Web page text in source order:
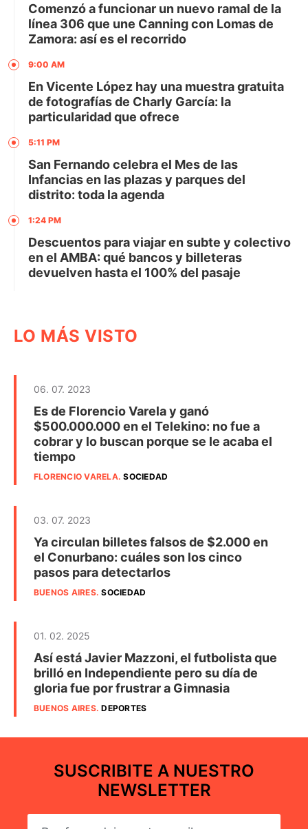
Comenzó a funcionar un nuevo ramal de la
línea 306 que une Canning con Lomas de
Zamora: así es el recorrido
9:00 AM
En Vicente López hay una muestra gratuita
de fotografías de Charly García: la
particularidad que ofrece
5:11 PM
San Fernando celebra el Mes de las
Infancias en las plazas y parques del
distrito: toda la agenda
1:24 PM
Descuentos para viajar en subte y colectivo
en el AMBA: qué bancos y billeteras
devuelven hasta el 100% del pasaje
LO MÁS VISTO
06. 07. 2023
Es de Florencio Varela y ganó
$500.000.000 en el Telekino: no fue a
cobrar y lo buscan porque se le acaba el
tiempo
FLORENCIO VARELA.SOCIEDAD
03. 07. 2023
Ya circulan billetes falsos de $2.000 en
el Conurbano: cuáles son los cinco
pasos para detectarlos
BUENOS AIRES.SOCIEDAD
01. 02. 2025
Así está Javier Mazzoni, el futbolista que
brilló en Independiente pero su día de
gloria fue por frustrar a Gimnasia
BUENOS AIRES.DEPORTES
SUSCRIBITE A NUESTRO
NEWSLETTER